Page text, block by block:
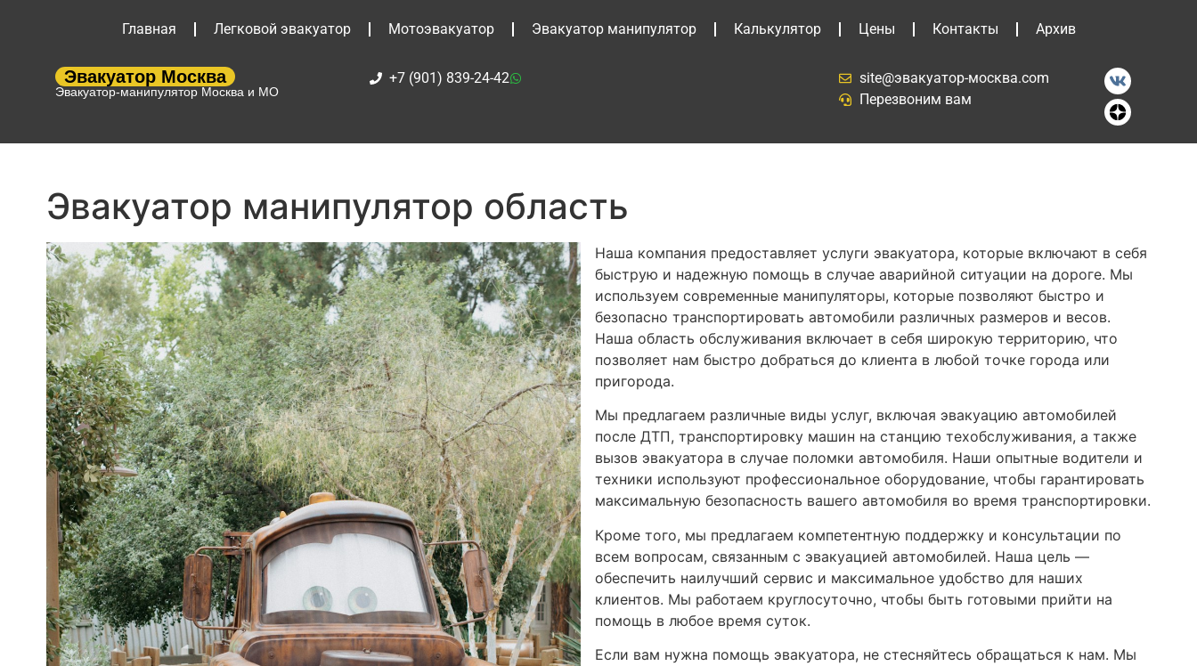
Главная Легковой эвакуатор Мотоэвакуатор Эвакуатор манипулятор Калькулятор Цены Контакты Архив
Эвакуатор Москва
Эвакуатор-манипулятор Москва и МО
+7 (901) 839-24-42
site@эвакуатор-москва.com
Перезвоним вам
Эвакуатор манипулятор область
Наша компания предоставляет услуги эвакуатора, которые включают в себя
быструю и надежную помощь в случае аварийной ситуации на дороге. Мы
используем современные манипуляторы, которые позволяют быстро и
безопасно транспортировать автомобили различных размеров и весов.
Наша область обслуживания включает в себя широкую территорию, что
позволяет нам быстро добраться до клиента в любой точке города или
пригорода.
Мы предлагаем различные виды услуг, включая эвакуацию автомобилей
после ДТП, транспортировку машин на станцию техобслуживания, а также
вызов эвакуатора в случае поломки автомобиля. Наши опытные водители и
техники используют профессиональное оборудование, чтобы гарантировать
максимальную безопасность вашего автомобиля во время транспортировки.
Кроме того, мы предлагаем компетентную поддержку и консультации по
всем вопросам, связанным с эвакуацией автомобилей. Наша цель —
обеспечить наилучший сервис и максимальное удобство для наших
клиентов. Мы работаем круглосуточно, чтобы быть готовыми прийти на
помощь в любое время суток.
Если вам нужна помощь эвакуатора, не стесняйтесь обращаться к нам. Мы